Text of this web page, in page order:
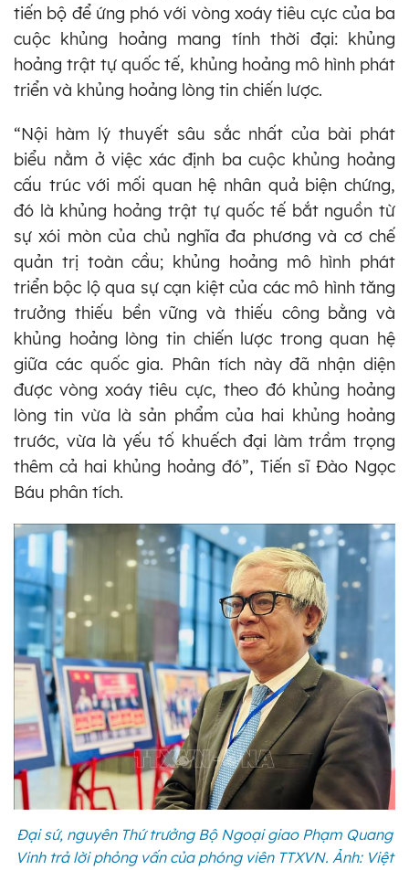
tiến bộ để ứng phó với vòng xoáy tiêu cực của ba
cuộc khủng hoảng mang tính thời đại: khủng
hoảng trật tự quốc tế, khủng hoảng mô hình phát
triển và khủng hoảng lòng tin chiến lược.
“Nội hàm lý thuyết sâu sắc nhất của bài phát
biểu nằm ở việc xác định ba cuộc khủng hoảng
cấu trúc với mối quan hệ nhân quả biện chứng,
đó là khủng hoảng trật tự quốc tế bắt nguồn từ
sự xói mòn của chủ nghĩa đa phương và cơ chế
quản trị toàn cầu; khủng hoảng mô hình phát
triển bộc lộ qua sự cạn kiệt của các mô hình tăng
trưởng thiếu bền vững và thiếu công bằng và
khủng hoảng lòng tin chiến lược trong quan hệ
giữa các quốc gia. Phân tích này đã nhận diện
được vòng xoáy tiêu cực, theo đó khủng hoảng
lòng tin vừa là sản phẩm của hai khủng hoảng
trước, vừa là yếu tố khuếch đại làm trầm trọng
thêm cả hai khủng hoảng đó”, Tiến sĩ Đào Ngọc
Báu phân tích.
Đại sứ, nguyên Thứ trưởng Bộ Ngoại giao Phạm Quang
Vinh trả lời phỏng vấn của phóng viên TTXVN. Ảnh: Việt